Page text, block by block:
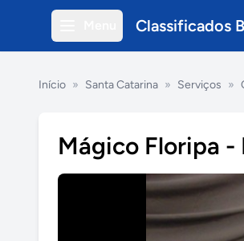
Classificados
Início » Santa Catarina » Serviços »
Mágico Floripa -